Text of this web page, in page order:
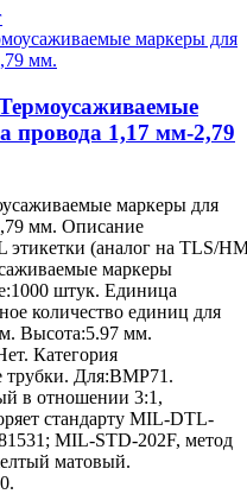
провода 1,17 мм-2,79
маркеры для
мм. Описание
этикетки (аналог на TLS/
маркеры
штук. Единица
количество единиц для
Высота:5.97 мм.
Категория
Для:BMP71.
в отношении 3:1,
стандарту MIL-DTL-
MIL-STD-202F, метод
матовый.